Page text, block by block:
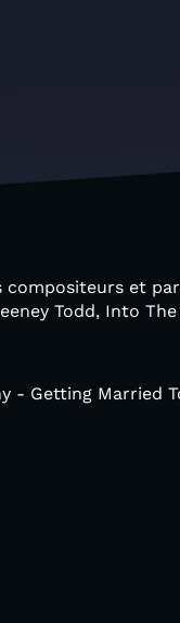
et
Todd, Into The
- Getting Married